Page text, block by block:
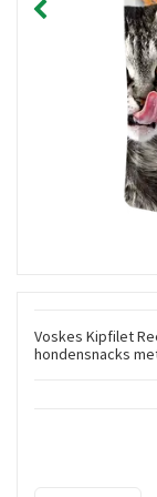
Voskes Kipfilet
hondensnacks